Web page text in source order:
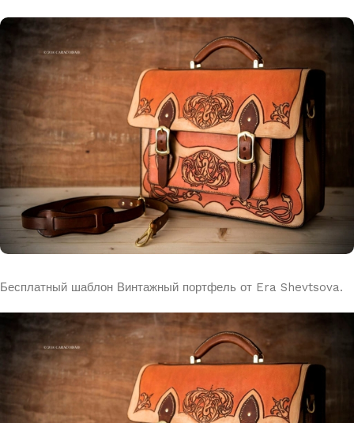
Бесплатный шаблон Винтажный портфель от Era Shevtsova.